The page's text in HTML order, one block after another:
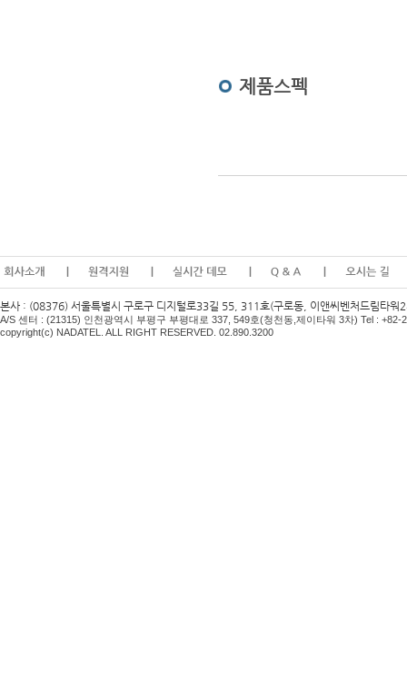
제품스펙
본사 : (08376) 서울특별시 구로구 디지털로33길 55, 311호(구로동, 이앤씨벤처드림타
A/S 센터 : (21315) 인천광역시 부평구 부평대로 337, 549호(청천동 제이타워 3차) Tel : +82-
copyright(c) NADATEL. ALL RIGHT RESERVED. 02.890.3200